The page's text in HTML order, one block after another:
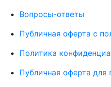
Вопросы-ответы
Публичная оферта с
Политика
Публичная оферта для